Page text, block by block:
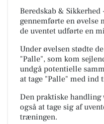
Beredskab & Sikkerhed
gennemførte en øvelse
de uventet udførte en
Under øvelsen stødte
"Palle", som kom
undgå potentielle
at tage "Palle" med ind
Den praktiske handling
også at tage sig af
træningen.